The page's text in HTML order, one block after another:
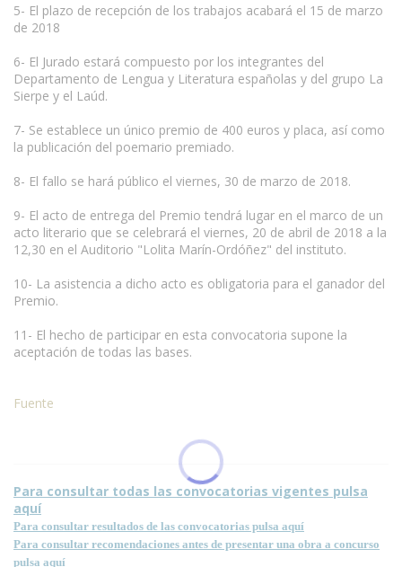
5- El plazo de recepción de los trabajos acabará el 15 de marzo
de 2018
6- El Jurado estará compuesto por los integrantes del
Departamento de Lengua y Literatura españolas y del grupo La
Sierpe y el Laúd.
7- Se establece un único premio de 400 euros y placa, así como
la publicación del poemario premiado.
8- El fallo se hará público el viernes, 30 de marzo de 2018.
9- El acto de entrega del Premio tendrá lugar en el marco de un
acto literario que se celebrará el viernes, 20 de abril de 2018 a la
12,30 en el Auditorio "Lolita Marín-Ordóñez" del instituto.
10- La asistencia a dicho acto es obligatoria para el ganador del
Premio.
11- El hecho de participar en esta convocatoria supone la
aceptación de todas las bases.
Fuente
Para consultar todas las convocatorias vigentes pulsa
aquí
Para consultar resultados de las convocatorias pulsa aquí
Para consultar recomendaciones antes de presentar una obra a concurso
pulsa aquí